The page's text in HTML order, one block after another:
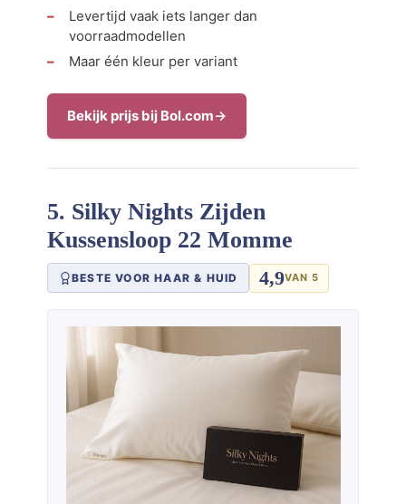
Levertijd vaak iets langer dan
voorraadmodellen
Maar één kleur per variant
Bekijk prijs bij Bol.com
5. Silky Nights Zijden
Kussensloop 22 Momme
BESTE VOOR HAAR & HUID 4,9VAN 5